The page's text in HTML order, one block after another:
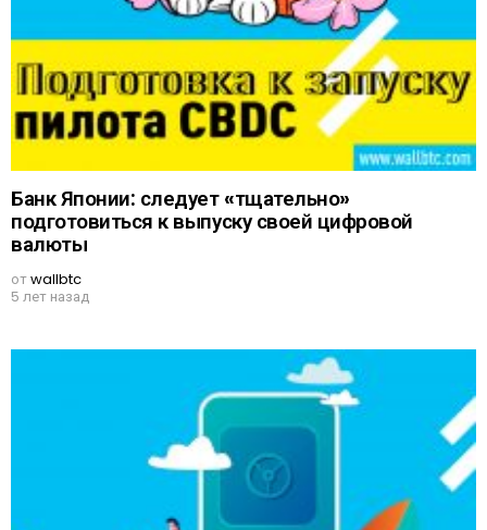
Банк Японии: следует «тщательно»
подготовиться к выпуску своей цифровой
валюты
отwallbtc
5 лет назад